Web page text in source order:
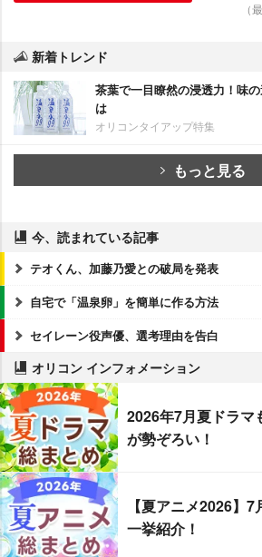
（
新着トレンド
茶葉で一目瞭然の浸透力！味
は
オリコンタイアップ特集
もっと見る
今、読まれている記事
テオくん、加藤乃愛との破局を発表
自宅で「温泉卵」を簡単に作る方法
セイレーン役声優、選考理由を告白
オリコン インフォメーション
2026年7月夏ドラマ
が勢ぞろい！
【夏アニメ2026】
一挙紹介！